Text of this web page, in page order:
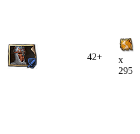
42+
x
295